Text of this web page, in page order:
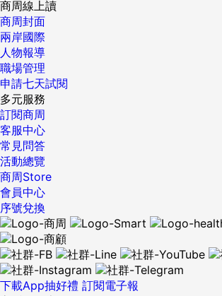
商周線上讀
商周封面
兩岸國際
人物報導
職場管理
申請七天試閱
多元服務
訂閱商周
客服中心
常見問答
活動總覽
商周Store
會員中心
序號兌換
下載App抽好禮 訂閱電子報